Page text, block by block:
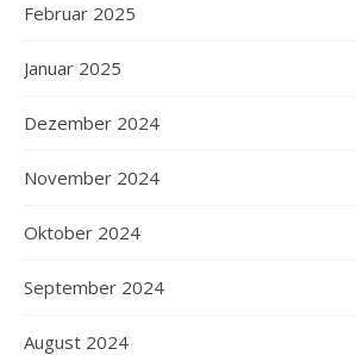
Februar 2025
Januar 2025
Dezember 2024
November 2024
Oktober 2024
September 2024
August 2024